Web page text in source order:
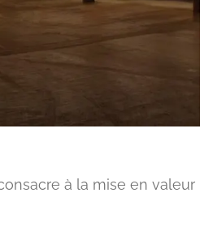
à la mise en valeur